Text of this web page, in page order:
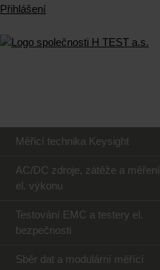
Přihlášení
Měřicí technika Keysight
AC/DC zdroje, zátěže a měření
el. výkonu
Testování EMC a testery el.
bezpečnosti
Sběr dat a modulární měřící